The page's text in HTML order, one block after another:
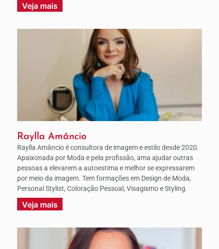
Veja mais
Raylla Amâncio
Raylla Amâncio é consultora de imagem e estilo desde 2020.
Apaixonada por Moda e pela profissão, ama ajudar outras
pessoas a elevarem a autoestima e melhor se expressarem
por meio da imagem. Tem formações em Design de Moda,
Personal Stylist, Coloração Pessoal, Visagismo e Styling.
Veja mais